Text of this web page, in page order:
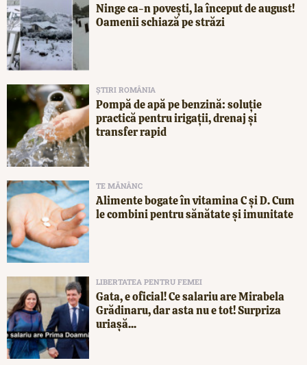
Ninge ca-n povești, la început de august!
Oamenii schiază pe străzi
ȘTIRI ROMÂNIA
Pompă de apă pe benzină: soluție
practică pentru irigații, drenaj și
transfer rapid
TE MĂNÂNC
Alimente bogate în vitamina C și D. Cum
le combini pentru sănătate și imunitate
LIBERTATEA PENTRU FEMEI
Gata, e oficial! Ce salariu are Mirabela
Grădinaru, dar asta nu e tot! Surpriza
uriașă...